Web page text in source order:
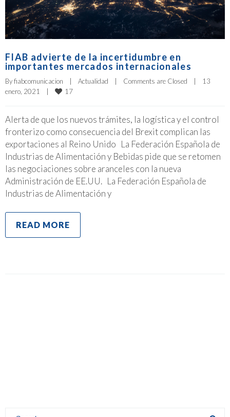
FIAB advierte de la incertidumbre en
importantes mercados internacionales
By fiabcomunicacion Actualidad Comments are Closed
13
enero, 2021
17
Alerta de que los nuevos trámites, la logística y el control
fronterizo como consecuencia del Brexit complican las
exportaciones al Reino Unido La Federación Española de
Industrias de Alimentación y Bebidas pide que se retomen
las negociaciones sobre aranceles con la nueva
Administración de EE.UU. La Federación Española de
Industrias de Alimentación y
READ MORE